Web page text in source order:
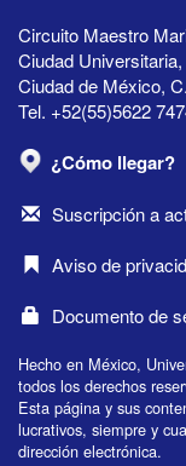
Circuito Maestro
Ciudad
Ciudad de México,
Tel. +52(55)5622
¿Cómo llegar?
Suscripción a
Aviso de
Documento de
Hecho en México,
todos los derechos
Esta página y sus
lucrativos, siempre y
dirección electrónica.